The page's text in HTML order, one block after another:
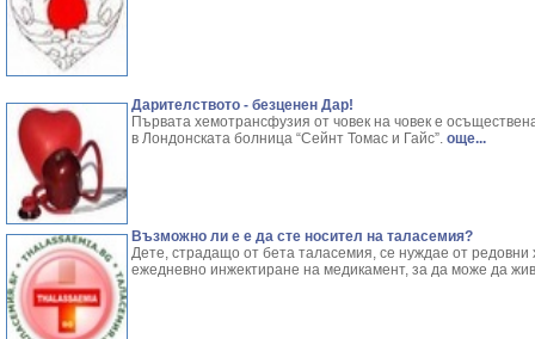
Дарителството - безценен Дар!
Първата хемотрансфузия от човек на човек е
в Лондонската болница “Сейнт Томас и Гайс”. още...
Възможно ли е е да сте носител на таласемия?
Дете, страдащо от бета таласемия, се нуждае от
ежедневно инжектиране на медикамент, за да може да